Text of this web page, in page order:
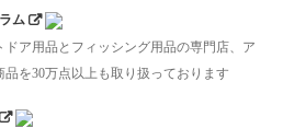
ム
ア用品とフィッシング用品の専門店、ア
を30万点以上も取り扱っております